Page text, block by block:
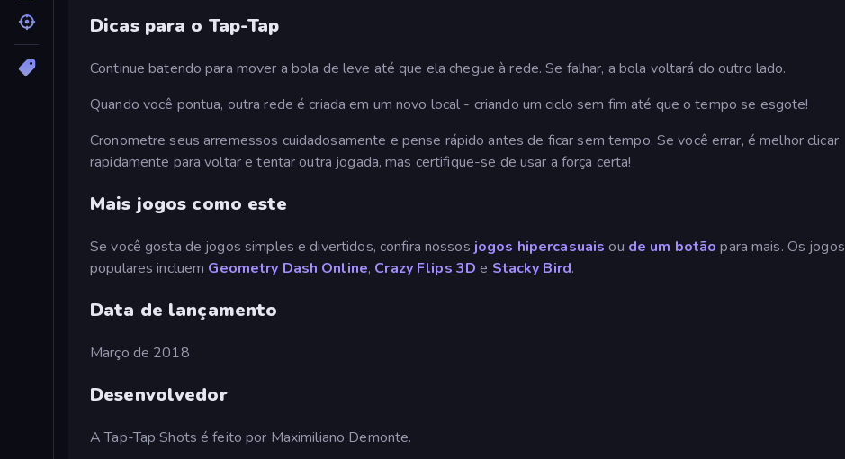
Dicas para o Tap-Tap
Continue batendo para mover a bola de leve até que ela chegue à rede. Se falhar, a bola voltará do outro lado.
Quando você pontua, outra rede é criada em um novo local - criando um ciclo sem fim até que o tempo se esgote!
Cronometre seus arremessos cuidadosamente e pense rápido antes de ficar sem tempo. Se você errar, é melhor clicar
rapidamente para voltar e tentar outra jogada, mas certifique-se de usar a força certa!
Mais jogos como este
Se você gosta de jogos simples e divertidos, confira nossos jogos hipercasuais ou de um botão para mais. Os jogos
populares incluem Geometry Dash Online, Crazy Flips 3De Stacky Bird.
Data de lançamento
Março de 2018
Desenvolvedor
A Tap-Tap Shots é feito por Maximiliano Demonte.